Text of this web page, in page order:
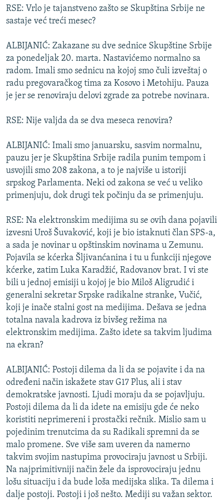
RSE: Vrlo je tajanstveno zašto se Skupština Srbije ne
sastaje već treći mesec?
ALBIJANIĆ: Zakazane su dve sednice Skupštine Srbije
za ponedeljak 20. marta. Nastavićemo normalno sa
radom. Imali smo sednicu na kojoj smo čuli izveštaj o
radu pregovaračkog tima za Kosovo i Metohiju. Pauza
je jer se renoviraju delovi zgrade za potrebe novinara.
RSE: Nije valjda da se dva meseca renovira?
ALBIJANIĆ: Imali smo januarsku, sasvim normalnu,
pauzu jer je Skupština Srbije radila punim tempom i
usvojili smo 208 zakona, a to je najviše u istoriji
srpskog Parlamenta. Neki od zakona se već u veliko
primenjuju, dok drugi tek počinju da se primenjuju.
RSE: Na elektronskim medijima su se ovih dana pojavili
izvesni Uroš Šuvaković, koji je bio istaknuti član SPS-a,
a sada je novinar u opštinskim novinama u Zemunu.
Pojavila se kćerka Šljivanćanina i tu u funkciji njegove
kćerke, zatim Luka Karadžić, Radovanov brat. I vi ste
bili u jednoj emisiji u kojoj je bio Miloš Aligrudić i
generalni sekretar Srpske radikalne stranke, Vučić,
koji je inače stalni gost na medijima. Dešava se jedna
totalna navala kadrova iz bivšeg režima na
elektronskim medijima. Zašto idete sa takvim ljudima
na ekran?
ALBIJANIĆ: Postoji dilema da li da se pojavite i da na
određeni način iskažete stav G17 Plus, ali i stav
demokratske javnosti. Ljudi moraju da se pojavljuju.
Postoji dilema da li da idete na emisiju gde će neko
koristiti neprimereni i prostački rečnik. Mislio sam u
pojedinim trenutcima da su Radikali spremni da se
malo promene. Sve više sam uveren da namerno
takvim svojim nastupima provociraju javnost u Srbiji.
Na najprimitivniji način žele da isprovociraju jednu
lošu situaciju i da bude loša medijska slika. Ta dilema i
dalje postoji. Postoji i još nešto. Mediji su važan sektor.